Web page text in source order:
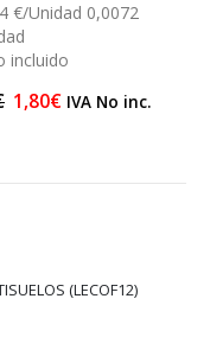
€/Unidad 0,0072
incluido
1,80€ IVA No inc.
(LECOF12)